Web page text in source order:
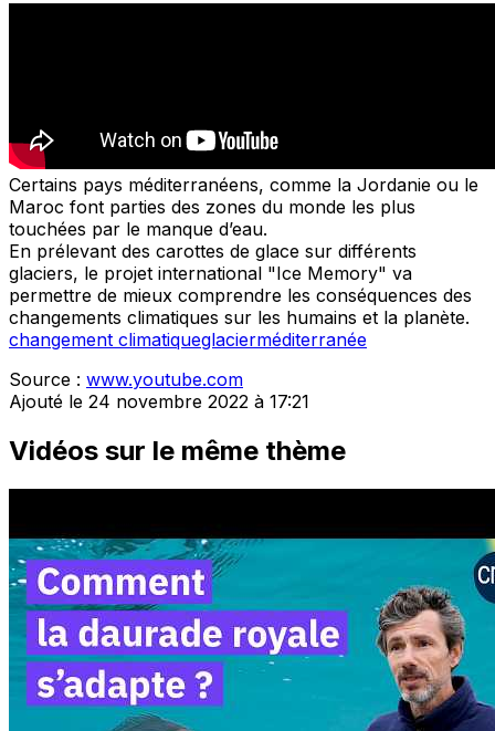
Certains pays méditerranéens, comme la Jordanie ou le
Maroc font parties des zones du monde les plus
touchées par le manque d’eau.
En prélevant des carottes de glace sur différents
glaciers, le projet international "Ice Memory" va
permettre de mieux comprendre les conséquences des
changements climatiques sur les humains et la planète.
changement climatiqueglacierméditerranée
Source : www.youtube.com
Ajouté le 24 novembre 2022 à 17:21
Vidéos sur le même thème